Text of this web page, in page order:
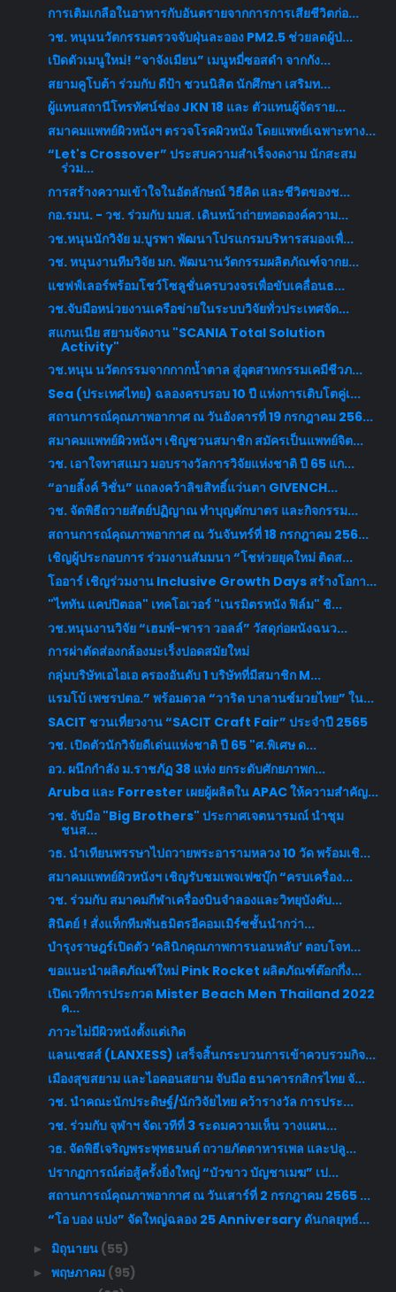
การเติมเกลือในอาหารกับอันตรายจากการการเสียชีวิตก่อ...
วช. หนุนนวัตกรรมตรวจจับฝุ่นละออง PM2.5 ช่วยลดผู้ป่...
เปิดตัวเมนูใหม่! “จาจังเมียน” เมนูหมี่ซอสดำ จากกัง...
สยามคูโบต้า ร่วมกับ ดีป้า ชวนนิสิต นักศึกษา เสริมท...
ผู้แทนสถานีโทรทัศน์ช่อง JKN 18 และ ตัวแทนผู้จัดราย...
สมาคมแพทย์ผิวหนังฯ ตรวจโรคผิวหนัง โดยแพทย์เฉพาะทาง...
“Let's Crossover” ประสบความสำเร็จงดงาม นักสะสม
ร่วม...
การสร้างความเข้าใจในอัตลักษณ์ วิธีคิด และชีวิตของช...
กอ.รมน. - วช. ร่วมกับ มมส. เดินหน้าถ่ายทอดองค์ความ...
วช.หนุนนักวิจัย ม.บูรพา พัฒนาโปรแกรมบริหารสมองเพื่...
วช. หนุนงานทีมวิจัย มก. พัฒนานวัตกรรมผลิตภัณฑ์จากย...
แชฟฟ์เลอร์พร้อมโชว์โซลูชั่นครบวงจรเพื่อขับเคลื่อนธ...
วช.จับมือหน่วยงานเครือข่ายในระบบวิจัยทั่วประเทศจัด...
สแกนเนีย สยามจัดงาน "SCANIA Total Solution
Activity"
วช.หนุน นวัตกรรมจากกากน้ำตาล สู่อุตสาหกรรมเคมีชีวภ...
Sea (ประเทศไทย) ฉลองครบรอบ 10 ปี แห่งการเติบโตคู่เ...
สถานการณ์คุณภาพอากาศ ณ วันอังคารที่ 19 กรกฎาคม 256...
สมาคมแพทย์ผิวหนังฯ เชิญชวนสมาชิก สมัครเป็นแพทย์จิต...
วช. เอาใจทาสแมว มอบรางวัลการวิจัยแห่งชาติ ปี 65 แก...
“อายลิ้งค์ วิชั่น” แถลงคว้าลิขสิทธิ์แว่นตา GIVENCH...
วช. จัดพิธีถวายสัตย์ปฏิญาณ ทำบุญตักบาตร และกิจกรรม...
สถานการณ์คุณภาพอากาศ ณ วันจันทร์ที่ 18 กรกฎาคม 256...
เชิญผู้ประกอบการ ร่วมงานสัมมนา “โชห่วยยุคใหม่ ติดส...
โออาร์ เชิญร่วมงาน Inclusive Growth Days สร้างโอกา...
"ไททัน แคปปิตอล" เทคโอเวอร์ "เนรมิตรหนัง ฟิล์ม" ชิ...
วช.หนุนงานวิจัย “เฮมพ์-พารา วอลล์” วัสดุก่อผนังฉนว...
การผ่าตัดส่องกล้องมะเร็งปอดสมัยใหม่
กลุ่มบริษัทเอไอเอ ครองอันดับ 1 บริษัทที่มีสมาชิก M...
แรมโบ้ เพชรปตอ.” พร้อมดวล “วาริด บาลานซ์มวยไทย” ใน...
SACIT ชวนเที่ยวงาน “SACIT Craft Fair” ประจำปี 2565
วช. เปิดตัวนักวิจัยดีเด่นแห่งชาติ ปี 65 "ศ.พิเศษ ด...
อว.​ ผนึกกำลัง ม.ราชภัฏ​ 38​ แห่ง​ ยกระดับศักยภาพก...
Aruba และ Forrester เผยผู้ผลิตใน APAC ให้ความสำคัญ...
วช. จับมือ "Big Brothers" ประกาศเจตนารมณ์ นำชุม
ชนส...
วธ. นำเทียนพรรษาไปถวายพระอารามหลวง 10 วัด พร้อมเชิ...
สมาคมแพทย์ผิวหนังฯ เชิญรับชมเพจเฟซบุ๊ก “ครบเครื่อง...
วช. ร่วมกับ สมาคมกีฬาเครื่องบินจำลองและวิทยุบังคับ...
สินิตย์ ! สั่งแท็กทีมพันธมิตรอีคอมเมิร์ซชั้นนำกว่า...
บำรุงราษฎร์เปิดตัว ‘คลินิกคุณภาพการนอนหลับ’ ตอบโจท...
ขอแนะนำผลิตภัณฑ์ใหม่ Pink Rocket ผลิตภัณฑ์ต๊อกกึ่ง...
เปิดเวทีการประกวด Mister Beach Men Thailand 2022
ค...
ภาวะไม่มีผิวหนังตั้งแต่เกิด
แลนเซสส์ (LANXESS) เสร็จสิ้นกระบวนการเข้าควบรวมกิจ...
เมืองสุขสยาม และไอคอนสยาม จับมือ ธนาคารกสิกรไทย จั...
วช. นำคณะนักประดิษฐ์/นักวิจัยไทย คว้ารางวัล การประ...
วช. ร่วมกับ จุฬาฯ จัดเวทีที่ 3 ระดมความเห็น วางแผน...
วธ. จัดพิธีเจริญพระพุทธมนต์ ถวายภัตตาหารเพล และปลู...
ปรากฏการณ์ต่อสู้ครั้งยิ่งใหญ่ “บัวขาว บัญชาเมฆ” เป...
สถานการณ์คุณภาพอากาศ ณ วันเสาร์ที่ 2 กรกฎาคม 2565 ...
“โอ บอง แปง” จัดใหญ่ฉลอง 25 Anniversary ดันกลยุทธ์...
► มิถุนายน (55)
► พฤษภาคม (95)